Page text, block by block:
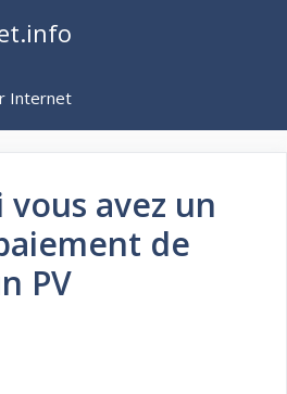
Internet
avez un
de
PV